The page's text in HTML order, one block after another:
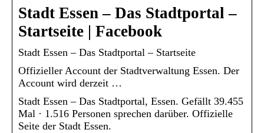
Stadt Essen – Das Stadtportal –
Startseite | Facebook
Stadt Essen – Das Stadtportal – Startseite
Offizieller Account der Stadtverwaltung Essen. Der
Account wird derzeit …
Stadt Essen – Das Stadtportal, Essen. Gefällt 39.455
Mal · 1.516 Personen sprechen darüber. Offizielle
Seite der Stadt Essen.